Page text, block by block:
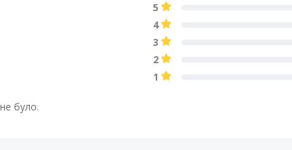
5
4
3
2
1
було.